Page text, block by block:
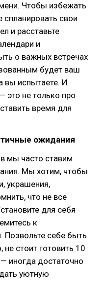
Чтобы избежать
спланировать свои
и расставьте
и
о важных встречах
будет ваш
вы испытаете. И
это не только про
время для
ожидания
мы часто ставим
Мы хотим, чтобы
украшения,
что не все
для себя
к
себе быть
стоит готовить 10
иногда достаточно
уютную